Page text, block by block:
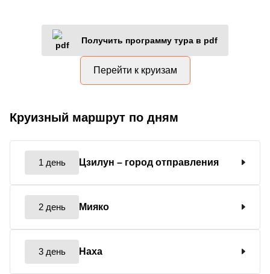
Получить программу тура в pdf
Перейти к круизам
Круизный маршрут по дням
1 день Цзилун – город отправления
2 день Мияко
3 день Наха